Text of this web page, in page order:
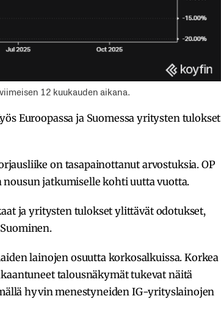
12 kuukauden aikana.
Euroopassa ja Suomessa yritysten tulokset
on tasapainottanut arvostuksia. OP
nousun jatkumiselle kohti uutta vuotta.
ja yritysten tulokset ylittävät odotukset,
lainojen osuutta korkosalkuissa. Korkea
talousnäkymät tukevat näitä
hyvin menestyneiden IG-yrityslainojen